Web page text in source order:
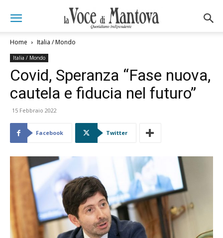
Home Italia / Mondo
Italia / Mondo
Covid, Speranza “Fase nuova,
cautela e fiducia nel futuro”
15 Febbraio 2022
Facebook Twitter